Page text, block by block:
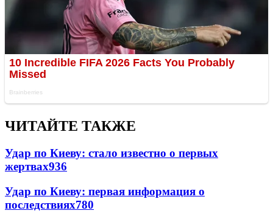
ЧИТАЙТЕ ТАКЖЕ
Удар по Киеву: стало известно о первых
жертвах936
Удар по Киеву: первая информация о
последствиях780